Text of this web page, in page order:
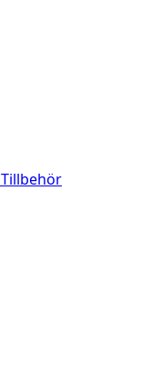
Tillbehör